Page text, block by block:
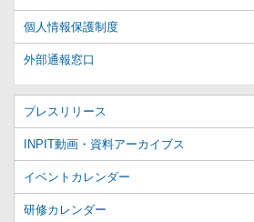
個人情報保護制度
外部通報窓口
プレスリリース
INPIT動画・資料アーカイブス
イベントカレンダー
研修カレンダー